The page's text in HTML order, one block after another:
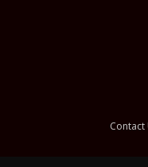
Contact